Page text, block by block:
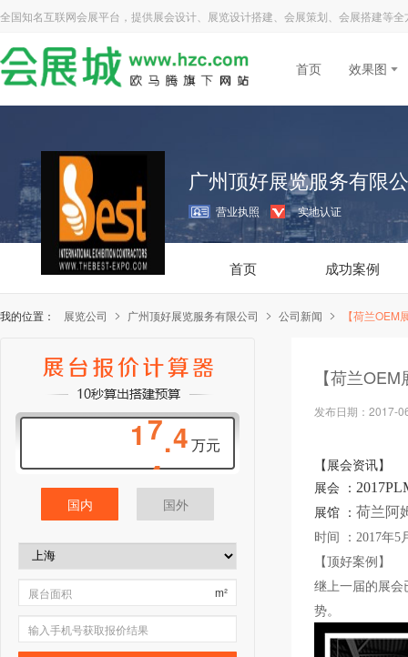
全国知名互联网会展平台，提供展会设计、展览设计搭建、会展策划、会展搭建等
首页 效果图
广州顶好展览服务有限
营业执照 实地认证
首页
首页
成功案例
成功案例
我的位置： 展览公司 广州顶好展览服务有限公司 公司新闻 【荷兰OEM
【荷兰
发布日期：2017-
【展会资讯】
展会 ：
展馆 ： 荷兰阿
时间
：2017年5
【顶好案例】
继上一届的展会
势。
万元
1
4.
4
9
国内 国外
m²